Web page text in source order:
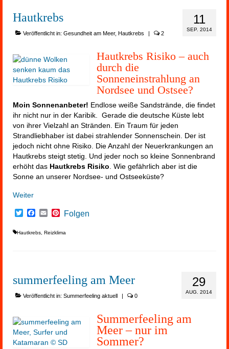
11
SEP. 2014
Hautkrebs
Veröffentlicht in: Gesundheit am Meer, Hautkrebs | 2
Hautkrebs Risiko – auch
durch die
Sonneneinstrahlung an
Nordsee und Ostsee?
Moin Sonnenanbeter! Endlose weiße Sandstrände, die findet
ihr nicht nur in der Karibik. Gerade die deutsche Küste lebt
von ihrer Vielzahl an Stränden. Ein Traum für jeden
Strandliebhaber ist dabei strahlender Sonnenschein. Der ist
jedoch nicht ohne Risiko. Die Anzahl der Neuerkrankungen an
Hautkrebs steigt stetig. Und jeder noch so kleine Sonnenbrand
erhöht das Hautkrebs Risiko . Wie gefährlich aber ist die
Sonne an unserer Nordsee- und Ostseeküste?
Weiter
TwitterFacebook
EmailPinterest
Folgen
Hautkrebs, Reizklima
29
AUG. 2014
summerfeeling am Meer
Veröffentlicht in: Summerfeeling aktuell 0
Summerfeeling am
Meer – nur im
Sommer?